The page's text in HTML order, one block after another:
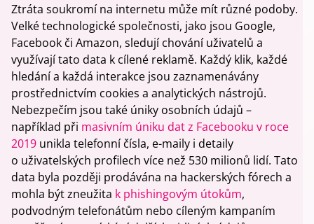
Ztráta soukromí na internetu může mít různé podoby.
Velké technologické společnosti, jako jsou Google,
Facebook či Amazon, sledují chování uživatelů a
využívají tato data k cílené reklamě. Každý klik, každé
hledání a každá interakce jsou zaznamenávány
prostřednictvím cookies a analytických nástrojů.
Nebezpečím jsou také úniky osobních údajů –
například při masivním úniku dat z Facebooku v roce
2019 unikla telefonní čísla, e-maily i detaily
o uživatelských profilech více než 530 milionů lidí. Tato
data byla později prodávána na hackerských fórech a
mohla být zneužita k phishingovým útokům,
podvodným telefonátům nebo cíleným kampaním